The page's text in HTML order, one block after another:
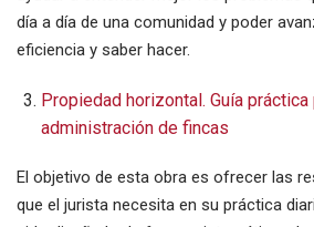
día a día de una comunidad y poder
eficiencia y saber hacer.
Propiedad horizontal. Guía práctica
administración de fincas
El objetivo de esta obra es ofrecer las
que el jurista necesita en su práctica